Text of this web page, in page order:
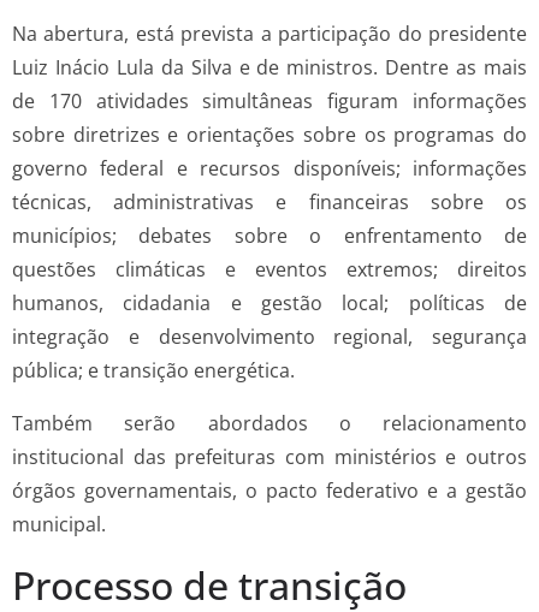
Na abertura, está prevista a participação do presidente
Luiz Inácio Lula da Silva e de ministros. Dentre as mais
de 170 atividades simultâneas figuram informações
sobre diretrizes e orientações sobre os programas do
governo federal e recursos disponíveis; informações
técnicas, administrativas e financeiras sobre os
municípios; debates sobre o enfrentamento de
questões climáticas e eventos extremos; direitos
humanos, cidadania e gestão local; políticas de
integração e desenvolvimento regional, segurança
pública; e transição energética.
Também serão abordados o relacionamento
institucional das prefeituras com ministérios e outros
órgãos governamentais, o pacto federativo e a gestão
municipal.
Processo de transição